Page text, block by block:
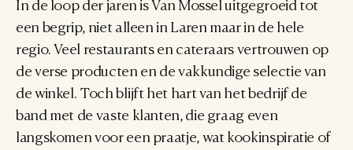
In de loop der jaren is Van Mossel uitgegroeid tot
een begrip, niet alleen in Laren maar in de hele
regio. Veel restaurants en cateraars vertrouwen op
de verse producten en de vakkundige selectie van
de winkel. Toch blijft het hart van het bedrijf de
band met de vaste klanten, die graag even
langskomen voor een praatje, wat kookinspiratie of